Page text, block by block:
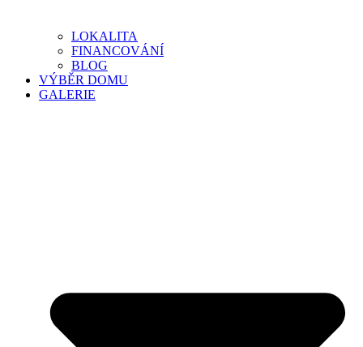
LOKALITA
FINANCOVÁNÍ
BLOG
VÝBĚR DOMU
GALERIE